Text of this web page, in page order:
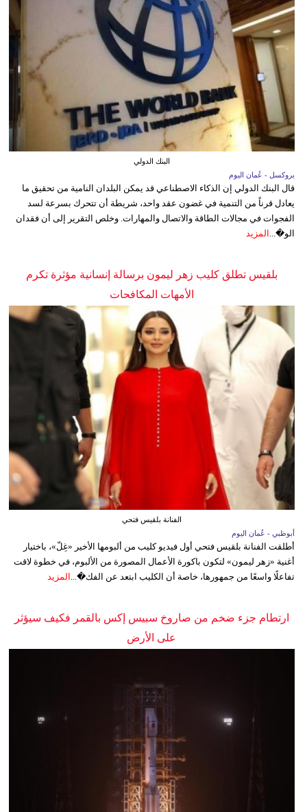
البنك الدولي
بروكسل - عُمان اليوم
قال البنك الدولي إن الذكاء الاصطناعي قد يمكن البلدان النامية من تحقيق ما
يعادل قرناً من التنمية في غضون عقد واحد، شريطة أن تتحرك بسرعة لسد
الفجوات في مجالات الطاقة والاتصال والمهارات. وخلص التقرير إلى أن فقدان
الو�...
المزيد
بلقيس تطلق كليب زهر ليمون برسالة إنسانية مؤثرة تكرم
الأمهات المكافحات
الفنانة بلقيس فتحي
أبوظبي - عُمان اليوم
أطلقت الفنانة بلقيس فتحي أول فيديو كليب من ألبومها الأخير «غِلّ»، باختيار
أغنية «زهر ليمون» لتكون باكورة الأعمال المصورة من الألبوم، في خطوة لاقت
تفاعلًا واسعًا من جمهورها، خاصة أن الكليب ابتعد عن الفك�... المزيد
ارتطام جزء ضخم من صاروخ سبيس إكس بالقمر فكيف سيؤثر
على الأرض